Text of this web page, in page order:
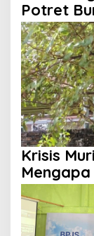
Potret
Krisis
Sekolah